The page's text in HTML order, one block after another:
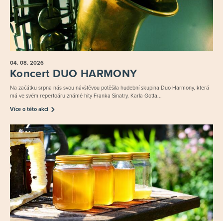
04. 08. 2026
Koncert DUO HARMONY
Na začátku srpna nás svou návštěvou potěšila hudební skupina Duo Harmony, která
má ve svém repertoáru známé hity Franka Sinatry, Karla Gotta...
Více o této akci